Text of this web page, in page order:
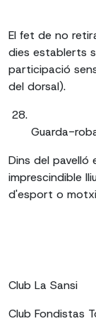
El fet de no
dies establerts
participació
del dorsal).
Guarda-
Dins del
imprescindible
d'esport o
Club La Sansi
Club Fondistas